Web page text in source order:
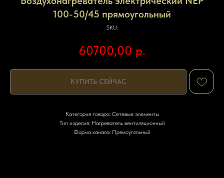
100-50/45 прямоугольный
SKU:
60700,00 р.
КУПИТЬ СЕЙЧАС
Категория товара: Сетевые элементы
Тип изделия: Нагреватель вентиляционный
Форма канала: Прямоугольный